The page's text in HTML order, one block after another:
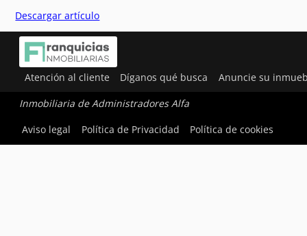
Descargar artículo
Atención al cliente Díganos qué busca Anuncie su
Inmobiliaria de Administradores Alfa
Aviso legal
Política de Privacidad Política de cookies